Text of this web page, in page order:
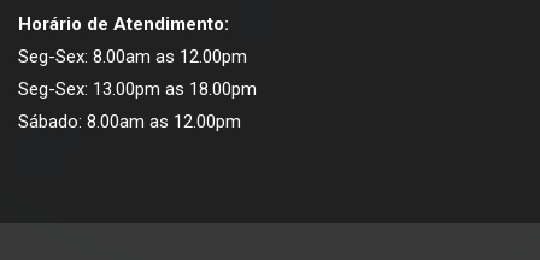
Horário de Atendimento:
Seg-Sex: 8.00am as 12.00pm
Seg-Sex: 13.00pm as 18.00pm
Sábado: 8.00am as 12.00pm